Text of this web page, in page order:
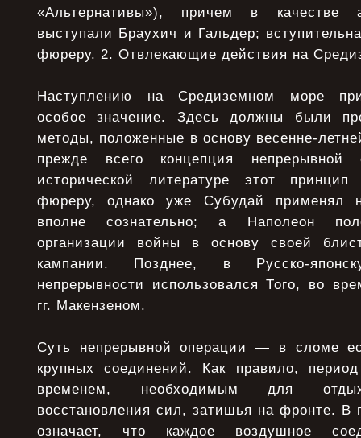
«Альтернативы»), причем в качестве
выступали Браухич и Гальдер;
фюреру. 2. Отвлекающие действия на
Наступлению на Средиземном море
особое значение. Здесь должны были
методы, положенные в основу весенне-
прежде всего концепция
исторической литературе этот
фюреру, однако уже Субудай применял
вполне сознательно; а Наполеон
организации войны в основу своей
кампании. Позднее, в Русско-
непрерывности использовался Того, во
гг. Макензеном.
Суть непрерывной операции — в сломе
крупных соединений. Как правило,
временем, необходимым для
восстановления сил, затишья на фронте. В
означает, что каждое воздушное